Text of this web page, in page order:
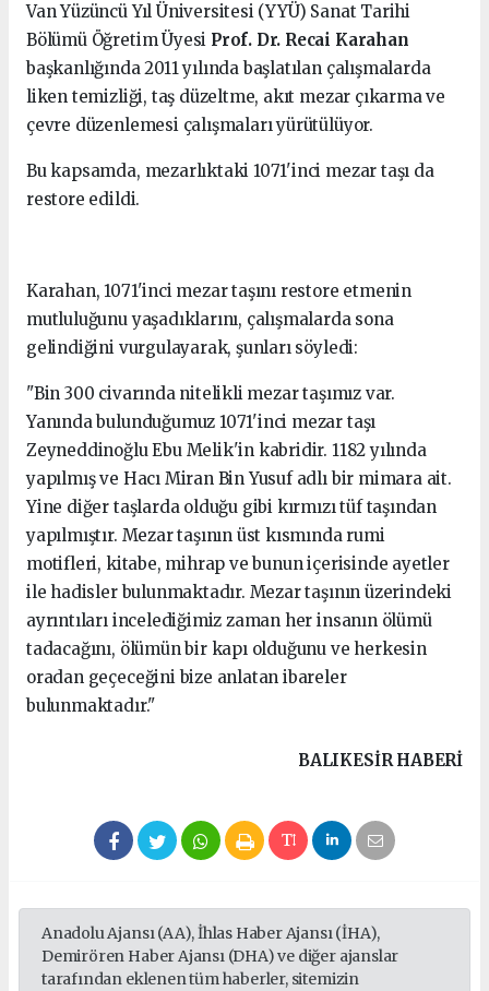
Van Yüzüncü Yıl Üniversitesi (YYÜ) Sanat Tarihi
Bölümü Öğretim Üyesi Prof. Dr. Recai Karahan
başkanlığında 2011 yılında başlatılan çalışmalarda
liken temizliği, taş düzeltme, akıt mezar çıkarma ve
çevre düzenlemesi çalışmaları yürütülüyor.
Bu kapsamda, mezarlıktaki 1071'inci mezar taşı da
restore edildi.
Karahan, 1071'inci mezar taşını restore etmenin
mutluluğunu yaşadıklarını, çalışmalarda sona
gelindiğini vurgulayarak, şunları söyledi:
"Bin 300 civarında nitelikli mezar taşımız var.
Yanında bulunduğumuz 1071'inci mezar taşı
Zeyneddinoğlu Ebu Melik'in kabridir. 1182 yılında
yapılmış ve Hacı Miran Bin Yusuf adlı bir mimara ait.
Yine diğer taşlarda olduğu gibi kırmızı tüf taşından
yapılmıştır. Mezar taşının üst kısmında rumi
motifleri, kitabe, mihrap ve bunun içerisinde ayetler
ile hadisler bulunmaktadır. Mezar taşının üzerindeki
ayrıntıları incelediğimiz zaman her insanın ölümü
tadacağını, ölümün bir kapı olduğunu ve herkesin
oradan geçeceğini bize anlatan ibareler
bulunmaktadır."
BALIKESIR HABERİ
Anadolu Ajansı (AA), İhlas Haber Ajansı (İHA),
Demirören Haber Ajansı (DHA) ve diğer ajanslar
tarafından eklenen tüm haberler, sitemizin